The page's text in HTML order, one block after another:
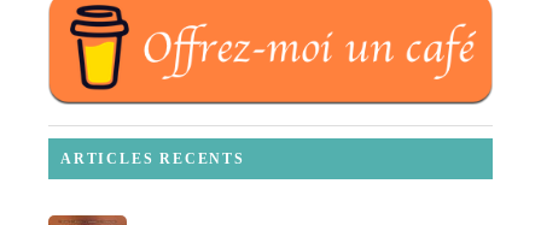
ARTICLES RECENTS